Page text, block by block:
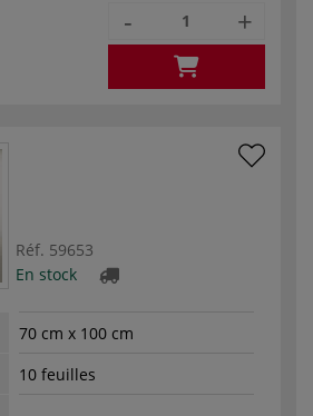
- +
Réf. 59653
En stock
70 cm x 100 cm
10 feuilles